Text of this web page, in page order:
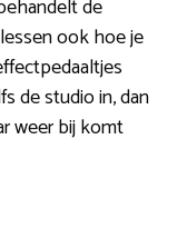
de
ook hoe je
de studio in, dan
weer bij komt